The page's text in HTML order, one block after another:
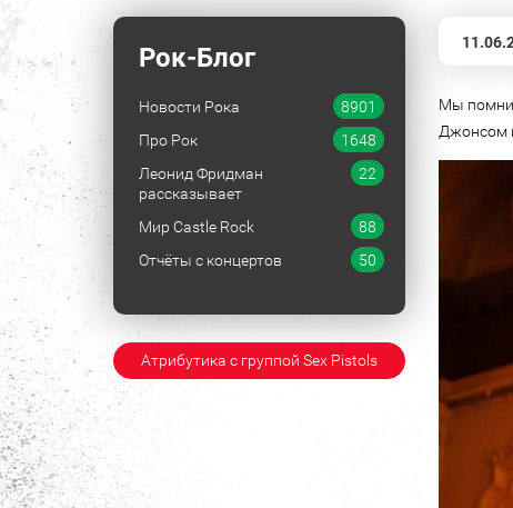
Рок-Блог
Новости Рока
8901
Про Рок
1648
Леонид Фридман
рассказывает
22
Мир Castle Rock
88
Отчёты с концертов
50
Атрибутика с группой Sex Pistols
Мы
Джонсом